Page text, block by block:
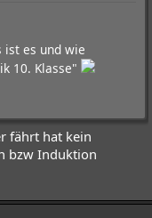
ist es und wie
10. Klasse"
fährt hat kein
bzw Induktion